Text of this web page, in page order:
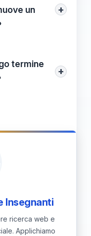
per
del metodo.
un
+
un
eccellere,
termine
+
così
Insegnanti
ricerca web e
Applichiamo